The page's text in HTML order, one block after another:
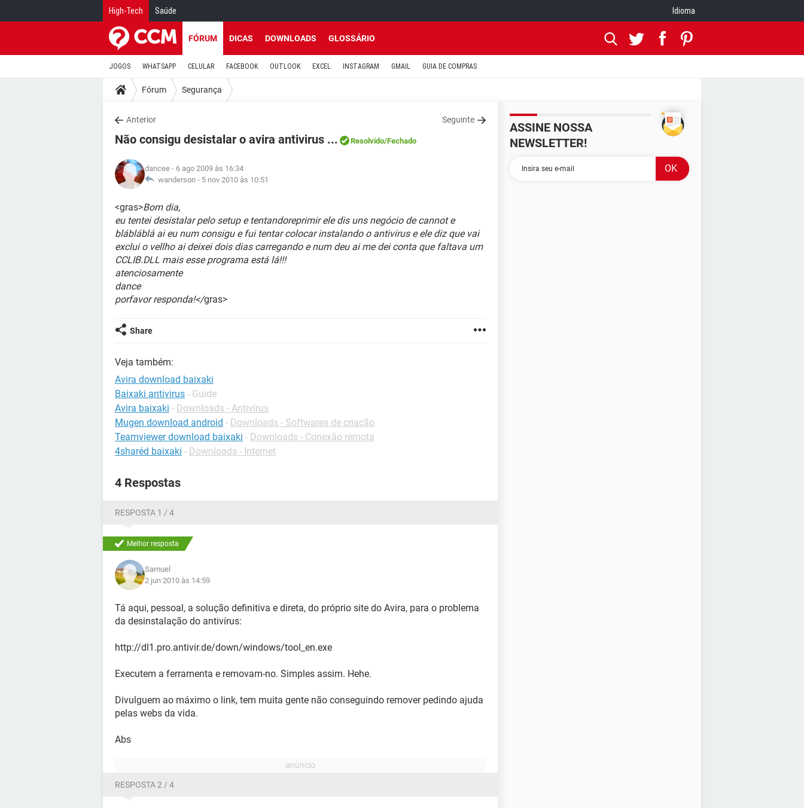
High-Tech Saúde Idioma
FÓRUM DICAS DOWNLOADS GLOSSÁRIO
JOGOS WHATSAPP CELULAR FACEBOOK OUTLOOK EXCEL INSTAGRAM GMAIL GUIA DE COMPRAS
Fórum Segurança
Anterior Seguinte
Não consigu desistalar o avira antivirus ... Resolvido/Fechado
dancee - 6 ago 2009 às 16:34
wanderson - 5 nov 2010 às 10:51
<gras>Bom dia,
eu tentei desistalar pelo setup e tentandoreprimir ele dis uns negócio de cannot e
blábláblá ai eu num consigu e fui tentar colocar instalando o antivirus e ele diz que vai
exclui o vellho ai deixei dois dias carregando e num deu ai me dei conta que faltava um
CCLIB.DLL mais esse programa está lá!!!
atenciosamente
dance
porfavor responda!</gras>
Share
Veja também:
Avira download baixaki
Baixaki antivirus - Guide
Avira baixaki - Downloads - Antivírus
Mugen download android - Downloads - Softwares de criação
Teamviewer download baixaki - Downloads - Conexão remota
4sharéd baixaki - Downloads - Internet
4 Respostas
RESPOSTA 1 / 4
Melhor resposta
Samuel
2 jun 2010 às 14:59
Tá aqui, pessoal, a solução definitiva e direta, do próprio site do Avira, para o problema
da desinstalação do antivírus:
http://dl1.pro.antivir.de/down/windows/tool_en.exe
Executem a ferramenta e removam-no. Simples assim. Hehe.
Divulguem ao máximo o link, tem muita gente não conseguindo remover pedindo ajuda
pelas webs da vida.
Abs
RESPOSTA 2 / 4
ASSINE NOSSA
NEWSLETTER!